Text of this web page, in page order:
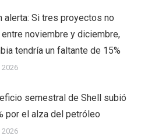
alerta: Si tres proyectos no
entre noviembre y diciembre,
tendría un faltante de 15%
2026
semestral de Shell subió
por el alza del petróleo
2026